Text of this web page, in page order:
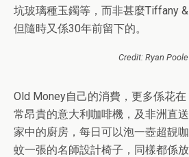
坑玻璃種玉鐲等，而非甚麼Tiffany &
但隨時又係30年前留下的。
Credit: Ryan Poole
Old Money自己的消費，更多係花
常昂貴的意大利咖啡機，及非洲直
家中的廚房，每日可以泡一壺超靚
蚊一張的名師設計椅子，同樣都係